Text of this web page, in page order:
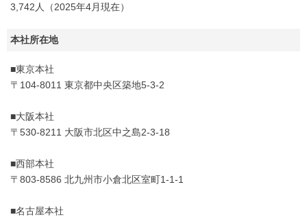
3,742人（2025年4月現在）
本社所在地
■東京本社
〒104-8011 東京都中央区築地5-3-2
■大阪本社
〒530-8211 大阪市北区中之島2-3-18
■西部本社
〒803-8586 北九州市小倉北区室町1-1-1
■名古屋本社